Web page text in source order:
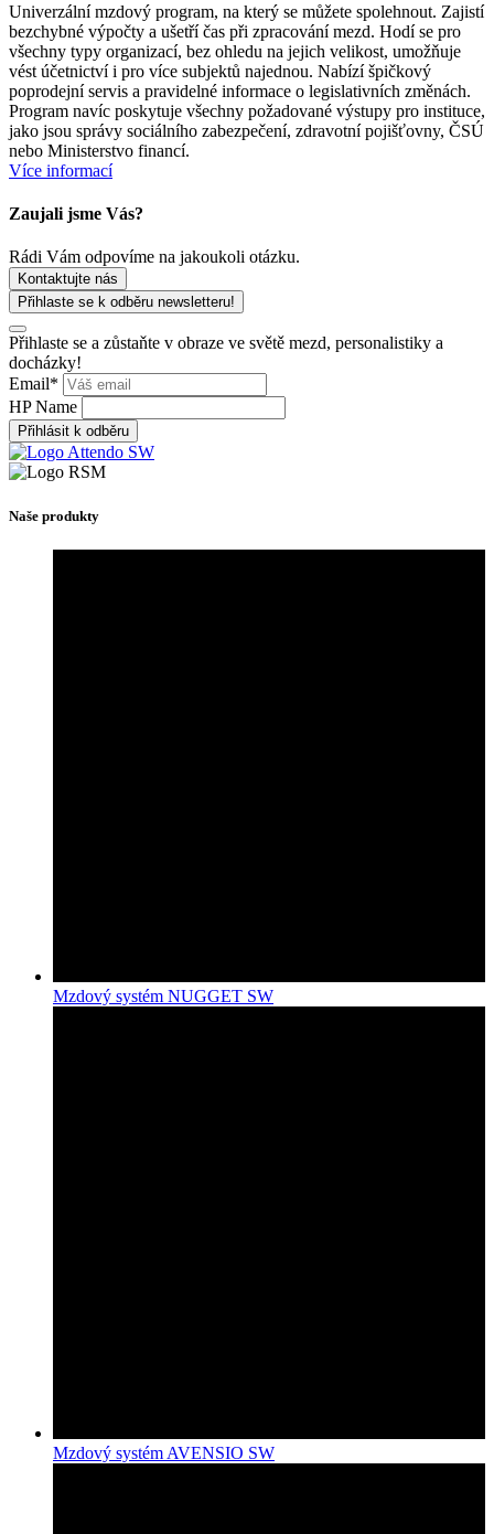
Univerzální mzdový program, na který se můžete spolehnout. Zajistí
bezchybné výpočty a ušetří čas při zpracování mezd. Hodí se pro
všechny typy organizací, bez ohledu na jejich velikost, umožňuje
vést účetnictví i pro více subjektů najednou. Nabízí špičkový
poprodejní servis a pravidelné informace o legislativních změnách.
Program navíc poskytuje všechny požadované výstupy pro instituce,
jako jsou správy sociálního zabezpečení, zdravotní pojišťovny, ČSÚ
nebo Ministerstvo financí.
Více informací
Zaujali jsme Vás?​
Rádi Vám odpovíme na jakoukoli otázku.
Kontaktujte nás
Přihlaste se k odběru newsletteru!
Přihlaste se a zůstaňte v obraze ve světě mezd, personalistiky a
docházky!
Email*
HP Name
Přihlásit k odběru
Naše produkty
Mzdový systém NUGGET SW
Mzdový systém AVENSIO SW